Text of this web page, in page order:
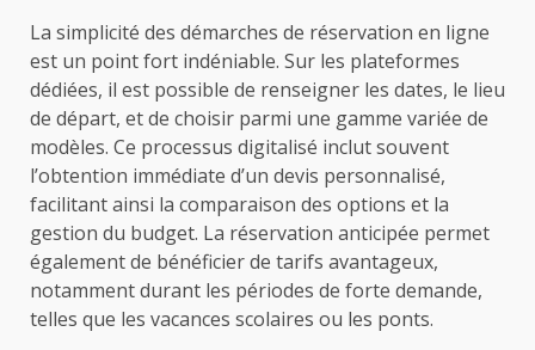
La simplicité des démarches de réservation en ligne
est un point fort indéniable. Sur les plateformes
dédiées, il est possible de renseigner les dates, le lieu
de départ, et de choisir parmi une gamme variée de
modèles. Ce processus digitalisé inclut souvent
l’obtention immédiate d’un devis personnalisé,
facilitant ainsi la comparaison des options et la
gestion du budget. La réservation anticipée permet
également de bénéficier de tarifs avantageux,
notamment durant les périodes de forte demande,
telles que les vacances scolaires ou les ponts.